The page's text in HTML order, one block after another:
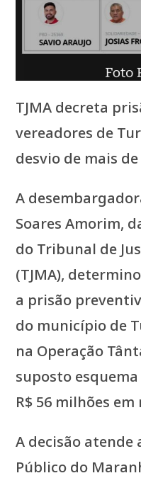
TJMA decreta
vereadores de
desvio de mais
A
Soares Amorim,
do Tribunal de
(TJMA),
a prisão
do município de
na Operação
suposto
R$ 56 milhões
A decisão
Público do